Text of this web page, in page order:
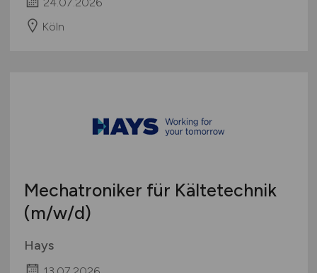
Köln
Mechatroniker für Kältetechnik
(m/w/d)
Hays